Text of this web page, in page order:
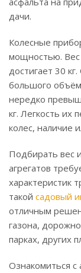
дачи.
Колесные
мощностью. Вес
достигает 30
большого
нередко
кг. Легкость их
колес, наличие
Подбирать вес
агрегатов
характеристик
такой садовый
отличным
газона,
парках, других
Ознакомиться